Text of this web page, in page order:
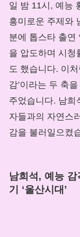
일 밤 11시, 예능
흥미로운 주제와
분에 톱스타 출연
을 압도하며 시청
도 했습니다. 이
감’이라는 두 축
주었습니다. 남희
자들과의 자연스
감을 불러일으켰
남희석, 예능
기 ‘울산시대’